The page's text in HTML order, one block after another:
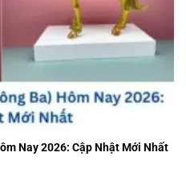
Nay 2026: Cập Nhật Mới Nhất